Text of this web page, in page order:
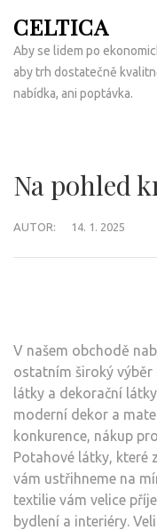
na
obsah
(Enter)
CELTICA
Aby se lidem po
aby trh dostatečně
nabídka, ani poptávka.
Na pohled
AUTOR: 14. 1. 2025
V našem obchodě
ostatním široký výběr
látky a dekorační
moderní dekor a
konkurence, nákup
Potahové látky, které
vám ustřihneme na
textilie vám velice
bydlení a interiéry.